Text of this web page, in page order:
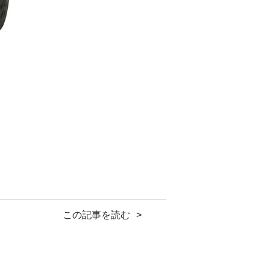
ンコな油汚れを落します。
この記事を読む